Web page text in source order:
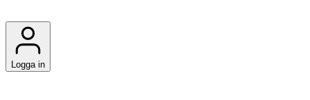
Logga in